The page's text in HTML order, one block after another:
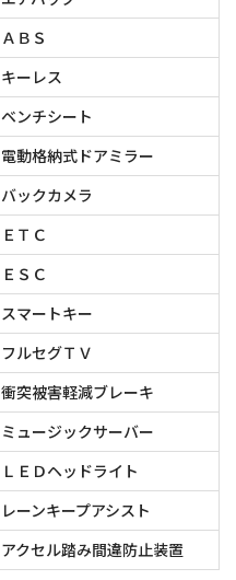
ＡＢＳ
キーレス
ベンチシート
電動格納式ドアミラー
バックカメラ
ＥＴＣ
ＥＳＣ
スマートキー
フルセグＴＶ
衝突被害軽減ブレーキ
ミュージックサーバー
ＬＥＤヘッドライト
レーンキープアシスト
アクセル踏み間違防止装置